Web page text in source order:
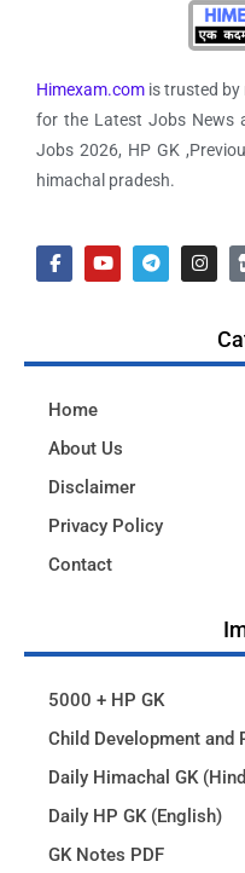
Himexam.com is trusted
for the Latest Jobs News
Jobs 2026, HP GK
himachal pradesh.
Home
About Us
Disclaimer
Privacy Policy
Contact
5000 + HP GK
Child Development and
Daily Himachal GK
Daily HP GK (English)
GK Notes PDF